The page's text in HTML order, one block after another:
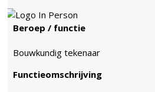
Beroep / functie
Bouwkundig tekenaar
Functieomschrijving